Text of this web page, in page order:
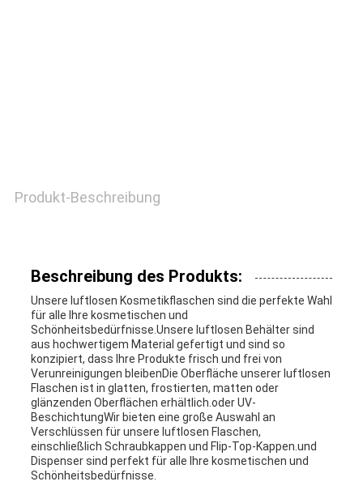
UNS
VERBINDUNG
FORDERN
SIE
EIN
ZITAT
SITEMAP
Produkt-Beschreibung
Beschreibung des Produkts:
Unsere luftlosen Kosmetikflaschen sind die perfekte Wahl
für alle Ihre kosmetischen und
Schönheitsbedürfnisse.Unsere luftlosen Behälter sind
aus hochwertigem Material gefertigt und sind so
konzipiert, dass Ihre Produkte frisch und frei von
Verunreinigungen bleibenDie Oberfläche unserer luftlosen
Flaschen ist in glatten, frostierten, matten oder
glänzenden Oberflächen erhältlich.oder UV-
BeschichtungWir bieten eine große Auswahl an
Verschlüssen für unsere luftlosen Flaschen,
einschließlich Schraubkappen und Flip-Top-Kappen.und
Dispenser sind perfekt für alle Ihre kosmetischen und
Schönheitsbedürfnisse.